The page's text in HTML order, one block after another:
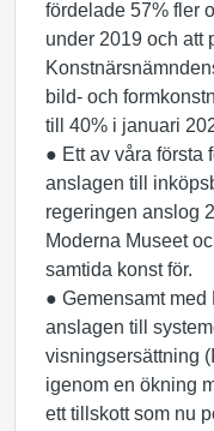
fördelade 57% fler
under 2019 och att
bild- och
till 40% i januari
● Ett av våra första
anslagen till
regeringen anslog
Moderna Museet
samtida konst för.
● Gemensamt med
anslagen till
visningsersättning
igenom en ökning
ett tillskott som nu